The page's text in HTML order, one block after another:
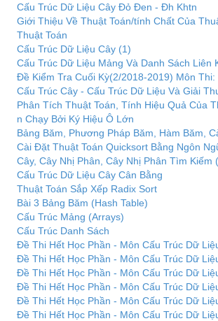
Cấu Trúc Dữ Liệu Cây Đỏ Đen - Đh Khtn
Giới Thiệu Về Thuật Toán/tính Chất Của
Thuật Toán
Cấu Trúc Dữ Liệu Cây (1)
Cấu Trúc Dữ Liệu Mảng Và Danh Sách Liên
Đề Kiểm Tra Cuối Kỳ(2/2018-2019) Môn
Cấu Trúc Cây - Cấu Trúc Dữ Liệu Và Giải
Phân Tích Thuật Toán, Tính Hiệu Quả Của
n Chạy Bởi Ký Hiệu Ô Lớn
Bảng Băm, Phương Pháp Băm, Hàm Băm,
Cài Đặt Thuật Toán Quicksort Bằng Ngôn
Cây, Cây Nhị Phân, Cây Nhị Phân Tìm Kiếm
Cấu Trúc Dữ Liệu Cây Cân Bằng
Thuật Toán Sắp Xếp Radix Sort
Bài 3 Bảng Băm (Hash Table)
Cấu Trúc Mảng (Arrays)
Cấu Trúc Danh Sách
Đề Thi Hết Học Phần - Môn Cấu Trúc Dữ
Đề Thi Hết Học Phần - Môn Cấu Trúc Dữ
Đề Thi Hết Học Phần - Môn Cấu Trúc Dữ
Đề Thi Hết Học Phần - Môn Cấu Trúc Dữ
Đề Thi Hết Học Phần - Môn Cấu Trúc Dữ
Đề Thi Hết Học Phần - Môn Cấu Trúc Dữ